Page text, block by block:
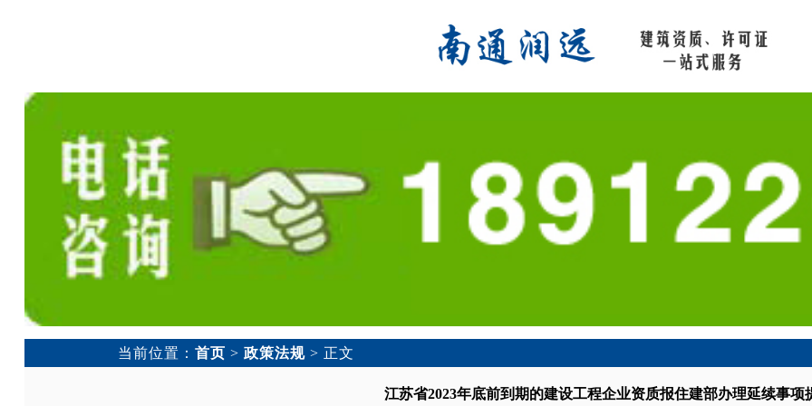
当前位置：首页 >政策法规 > 正文
江苏省2023年底前到期的建设工程企业资质报住建部办理延续事项